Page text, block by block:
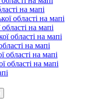
на мапі
області на мапі
на мапі
області на мапі
на мапі
області на мапі
області на мапі